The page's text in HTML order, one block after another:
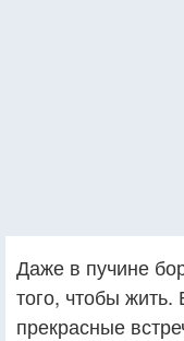
Даже в пучине
того, чтобы жить.
прекрасные